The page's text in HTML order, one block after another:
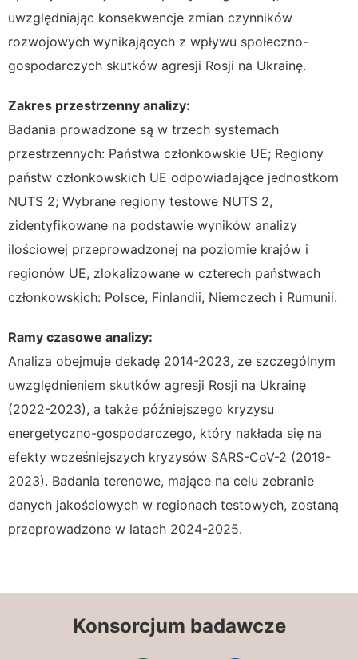
uwzględniając konsekwencje zmian czynników
rozwojowych wynikających z wpływu społeczno-
gospodarczych skutków agresji Rosji na Ukrainę.
Zakres przestrzenny analizy:
Badania prowadzone są w trzech systemach
przestrzennych: Państwa członkowskie UE; Regiony
państw członkowskich UE odpowiadające jednostkom
NUTS 2; Wybrane regiony testowe NUTS 2,
zidentyfikowane na podstawie wyników analizy
ilościowej przeprowadzonej na poziomie krajów i
regionów UE, zlokalizowane w czterech państwach
członkowskich: Polsce, Finlandii, Niemczech i Rumunii.
Ramy czasowe analizy:
Analiza obejmuje dekadę 2014-2023, ze szczególnym
uwzględnieniem skutków agresji Rosji na Ukrainę
(2022-2023), a także późniejszego kryzysu
energetyczno-gospodarczego, który nakłada się na
efekty wcześniejszych kryzysów SARS-CoV-2 (2019-
2023). Badania terenowe, mające na celu zebranie
danych jakościowych w regionach testowych, zostaną
przeprowadzone w latach 2024-2025.
Konsorcjum badawcze